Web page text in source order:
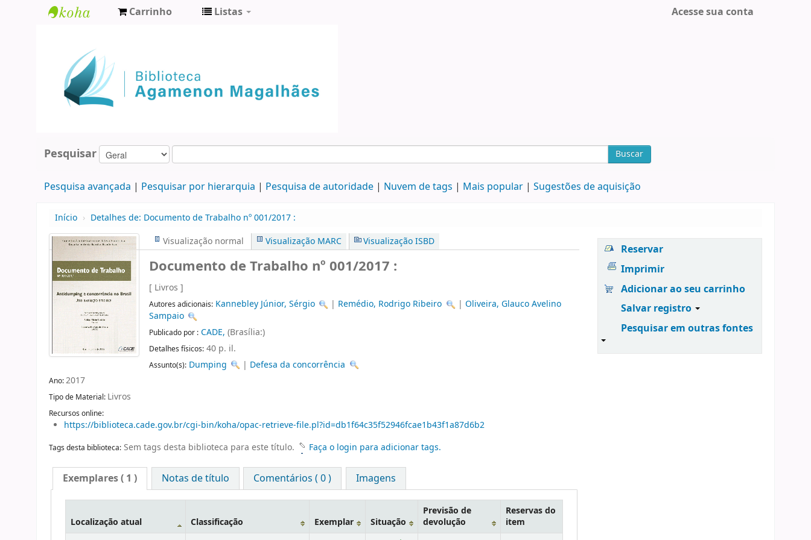
Agamenon
Magalhães
Carrinho Listas Acesse sua conta
Pesquisar Buscar
Pesquisa avançada Pesquisar por hierarquia Pesquisa de autoridade Nuvem de tags Mais popular Sugestões de aquisição
Início › Detalhes de: Documento de Trabalho nº 001/2017 :
Visualização normal
Visualização MARC Visualização ISBD
Documento de Trabalho nº 001/2017 :
[ Livros ]
Autores adicionais: Kannebley Júnior, Sérgio | Remédio, Rodrigo Ribeiro | Oliveira, Glauco Avelino
Sampaio
Publicado por : CADE, (Brasília:)
Detalhes físicos: 40 p. il.
Assunto(s): Dumping | Defesa da concorrência
Ano:2017
Tipo de Material: Livros
Recursos online:
https://biblioteca.cade.gov.br/cgi-bin/koha/opac-retrieve-file.pl?id=db1f64c35f52946fcae1b43f1a87d6b2
Tags desta biblioteca: Sem tags desta biblioteca para este título. Faça o login para adicionar tags.
Exemplares( 1 ) Notas de título Comentários ( 0 ) Imagens
Localização atual Classificação Exemplar Situação
Previsão de
devolução
Reservas do
item
Reservar
Imprimir
Adicionar ao seu carrinho
Salvar registro
Pesquisar em outras fontes